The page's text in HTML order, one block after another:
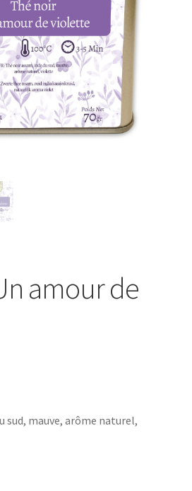
amour de
sud, mauve, arôme naturel,